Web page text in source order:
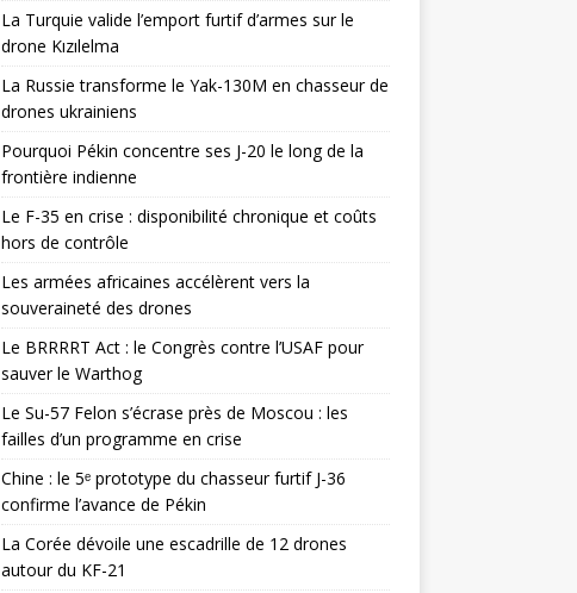
La Turquie valide l’emport furtif d’armes sur le
drone Kızılelma
La Russie transforme le Yak-130M en chasseur de
drones ukrainiens
Pourquoi Pékin concentre ses J-20 le long de la
frontière indienne
Le F-35 en crise : disponibilité chronique et coûts
hors de contrôle
Les armées africaines accélèrent vers la
souveraineté des drones
Le BRRRRT Act : le Congrès contre l’USAF pour
sauver le Warthog
Le Su-57 Felon s’écrase près de Moscou : les
failles d’un programme en crise
Chine : le 5ᵉ prototype du chasseur furtif J-36
confirme l’avance de Pékin
La Corée dévoile une escadrille de 12 drones
autour du KF-21